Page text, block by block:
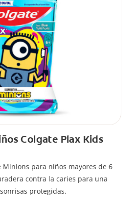
Colgate Plax Kids
Minions para niños mayores de 6
contra la caries para una
protegidas.